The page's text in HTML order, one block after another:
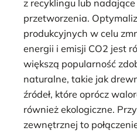
z recyklingu lub
przetworzenia.
produkcyjnych w celu
energii i emisji CO2 jest
większą popularność
naturalne, takie jak
źródeł, które oprócz
również ekologiczne.
zewnętrznej to